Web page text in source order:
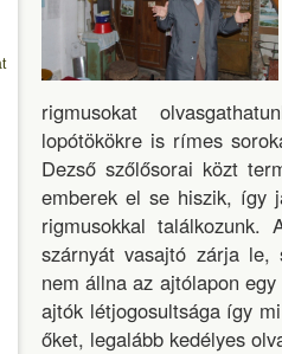
rigmusokat
lopótökökre is rímes
Dezső szőlősorai közt
emberek el se hiszik, így
rigmusokkal
szárnyát vasajtó zárja le,
nem állna az ajtólapon
ajtók létjogosultsága így
őket, legalább kedélyes